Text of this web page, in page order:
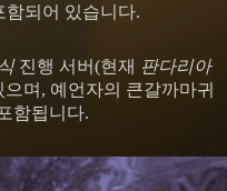
함되어 있습니다.
진행 서버(현재 판다리아
며, 예언자의 큰갈까마귀
함됩니다.